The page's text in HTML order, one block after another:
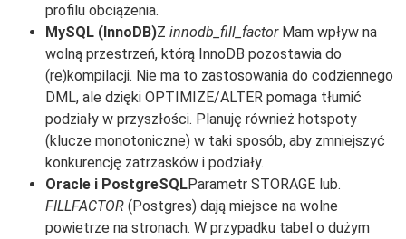
profilu obciążenia.
MySQL (InnoDB)Z innodb_fill_factorMam wpływ na
wolną przestrzeń, którą InnoDB pozostawia do
(re)kompilacji. Nie ma to zastosowania do codziennego
DML, ale dzięki OPTIMIZE/ALTER pomaga tłumić
podziały w przyszłości. Planuję również hotspoty
(klucze monotoniczne) w taki sposób, aby zmniejszyć
konkurencję zatrzasków i podziały.
Oracle i PostgreSQLParametr STORAGE lub.
FILLFACTOR (Postgres) dają miejsce na wolne
powietrze na stronach. W przypadku tabel o dużym